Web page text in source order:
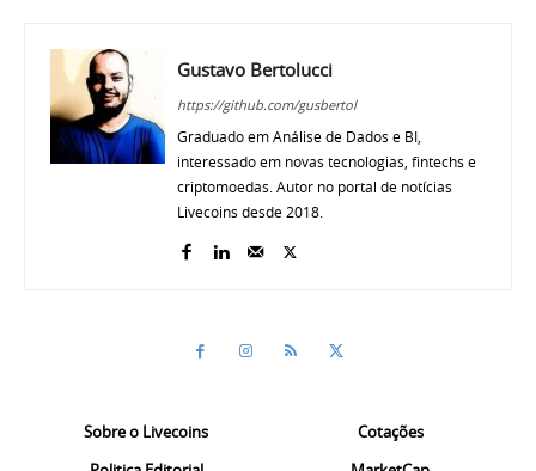
Gustavo Bertolucci
https://github.com/gusbertol
Graduado em Análise de Dados e BI,
interessado em novas tecnologias, fintechs e
criptomoedas. Autor no portal de notícias
Livecoins desde 2018.
Sobre o Livecoins
Cotações